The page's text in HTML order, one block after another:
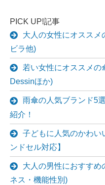
PICK UP!記事
大人の女性にオススメ
ビラ他)
若い女性にオススメの
Dessinほか)
雨傘の人気ブランド5
紹介！
子どもに人気のかわい
ンドセル対応】
大人の男性におすすめ
ネス・機能性別)